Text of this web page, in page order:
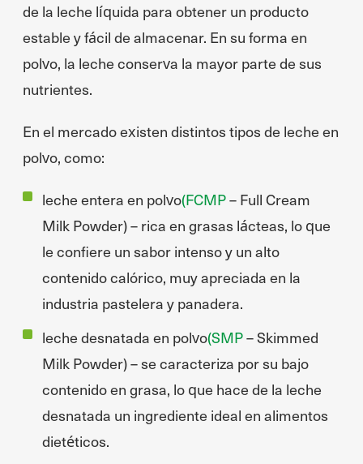
de la leche líquida para obtener un producto
estable y fácil de almacenar. En su forma en
polvo, la leche conserva la mayor parte de sus
nutrientes.
En el mercado existen distintos tipos de leche en
polvo, como:
leche entera en polvo(FCMP– Full Cream
Milk Powder) – rica en grasas lácteas, lo que
le confiere un sabor intenso y un alto
contenido calórico, muy apreciada en la
industria pastelera y panadera.
leche desnatada en polvo(SMP– Skimmed
Milk Powder) – se caracteriza por su bajo
contenido en grasa, lo que hace de la leche
desnatada un ingrediente ideal en alimentos
dietéticos.